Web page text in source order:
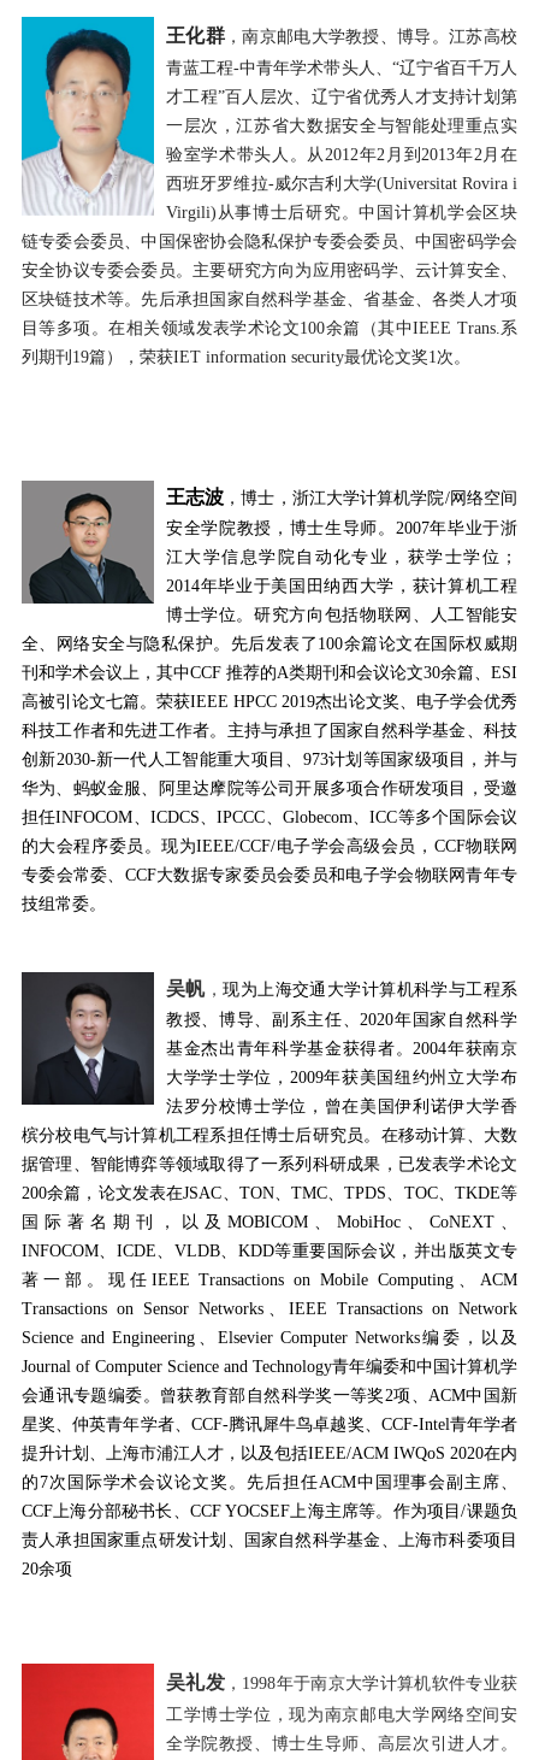
王化群，南京邮电大学教授、博导。江苏高校
青蓝工程-中青年学术带头人、“辽宁省百千万人
才工程”百人层次、辽宁省优秀人才支持计划第
一层次，江苏省大数据安全与智能处理重点实
验室学术带头人。从 2012年2 月到 2013年2 月在
西班牙罗维拉-威尔吉利大学(Universitat Rovira i
Virgili) 从事博士后研究。中国计算机学会区块
链专委会委员、中国保密协会隐私保护专委会委员、中国密码学会
安全协议专委会委员。主要研究方向为应用密码学、云计算安全、
区块链技术等。先后承担国家自然科学基金、省基金、各类人才项
目等多项。在相关领域发表学术论文100余篇（其中IEEE Trans. 系
列期刊 19篇），荣获IET information security最优论文奖1 次。
王志波 ，博士，浙江大学计算机学院/网络空间
安全学院教授，博士生导师。 2007年毕业于浙
江大学信息学院自动化专业，获学士学位；
2014年毕业于美国田纳西大学，获计算机工程
博士学位。研究方向包括物联网、人工智能安
全、网络安全与隐私保护。先后发表了 100余篇论文在国际权威期
刊和学术会议上，其中CCF 推荐的A类期刊和会议论文30余篇、ESI
高被引论文七篇。荣获IEEE HPCC 2019杰出论文奖、电子学会优秀
科技工作者和先进工作者。主持与承担了国家自然科学基金、科技
创新2030-新一代人工智能重大项目、 973计划等国家级项目，并与
华为、蚂蚁金服、阿里达摩院等公司开展多项合作研发项目，受邀
担任INFOCOM ICDCS 、IPCCC Globecom 、ICC等多个国际会议
的大会程序委员。现为IEEE/CCF/电子学会高级会员， CCF物联网
专委会常委、 CCF大数据专家委员会委员和电子学会物联网青年专
技组常委。
吴帆，现为上海交通大学计算机科学与工程系
教授、博导、副系主任、 2020年国家自然科学
基金杰出青年科学基金获得者。 2004年获南京
大学学士学位， 2009年获美国纽约州立大学布
法罗分校博士学位，曾在美国伊利诺伊大学香
槟分校电气与计算机工程系担任博士后研究员。在移动计算、大数
据管理、智能博弈等领域取得了一系列科研成果，已发表学术论文
200余篇，论文发表在JSAC TON、 TMC 、TPDS TOC、 TKDE等
国际著名期刊，以及MOBICOM 、MobiHoc 、CoNEXT
INFOCOM、 ICDE VLDB、 KDD等重要国际会议，并出版英文专
著一部。现任 IEEE Transactions on Mobile Computing
ACM
Transactions on Sensor Networks、IEEE Transactions on Network
Science and Engineering
Elsevier Computer Networks编委，以及
Journal of Computer Science and Technology青年编委和中国计算机学
会通讯专题编委。曾获教育部自然科学奖一等奖 2项、 ACM中国新
星奖、仲英青年学者、 CCF-腾讯犀牛鸟卓越奖、 CCF-Intel青年学者
提升计划、上海市浦江人才，以及包括IEEE/ACM IWQoS 2020在内
的 7次国际学术会议论文奖。先后担任ACM中国理事会副主席、
CCF上海分部秘书长、 CCF YOCSEF 上海主席等。作为项目/课题负
责人承担国家重点研发计划、国家自然科学基金、上海市科委项目
20余项
吴礼发， 1998年于南京大学计算机软件专业获
工学博士学位，现为南京邮电大学网络空间安
全学院教授、博士生导师、高层次引进人才。